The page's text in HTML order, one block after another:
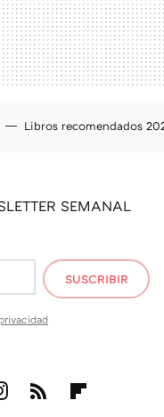
Libros recomendados
SEMANAL
SUSCRIBIR